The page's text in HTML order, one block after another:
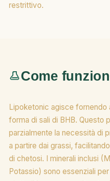
restrittivo.
Come
Lipoketonic agisce
forma di sali di BHB. Questo
parzialmente la necessità di
a partire dai grassi,
di chetosi. I minerali inclusi
Potassio) sono essenziali